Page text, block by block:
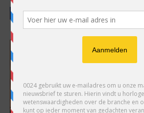
FACEBOOK